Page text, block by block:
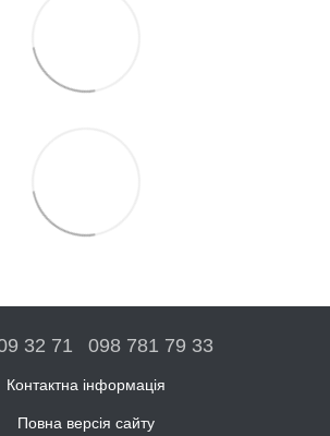
32 71 098 781 79 33
Контактна інформація
Повна версія сайту